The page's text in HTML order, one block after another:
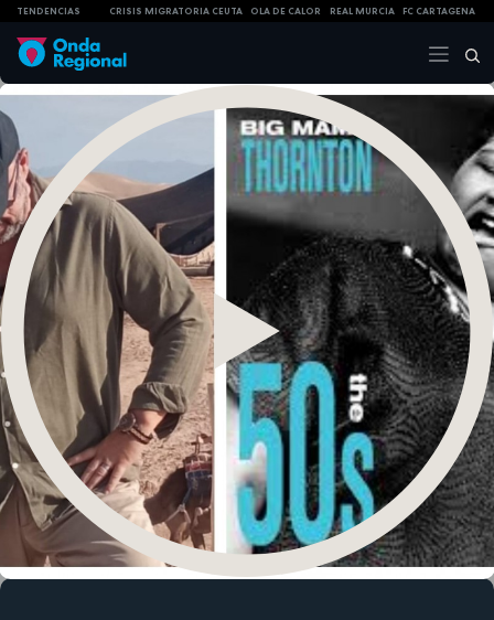
TENDENCIAS CRISIS MIGRATORIA CEUTA OLA DE CALOR REAL MURCIA FC CARTAGENA